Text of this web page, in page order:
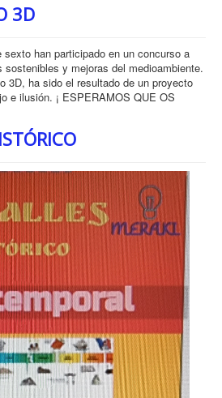
3D
han participado en un concurso a
sostenibles y mejoras del medioambiente.
3D, ha sido el resultado de un proyecto
e ilusión. ¡ ESPERAMOS QUE OS